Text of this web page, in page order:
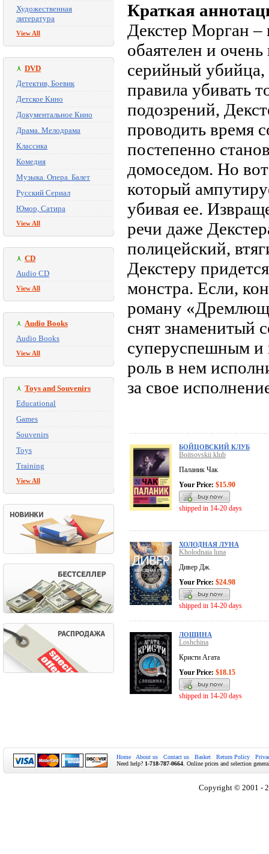
Художественная
литература
View All
DVD
Детектив, Боевик
Детское Кино
Документальное Кино
Драма. Мелодрама
Классика
Комедия
Музыка. Опера. Балет
Русский Сериал
Юмор, Сатира
View All
CD
Audio CD
View All
Audio Books
Audio Books
View All
Toys and Souvenirs
Educational
Games
Souvenirs
Toys
Training
View All
Краткая
Декстер Морган –
обаятелен и
серийный
правила убивать
подозрений,
проводить время
постепенно
домоседом. Но
который
убивая ее.
речи даже
полицейский,
Декстеру
монстра. Если,
роману
снят знаменитый
суперуспешным и
роль в нем
за свое
БОЙЦОВСКИЙ КЛУБ
Boitsovskii klub
Паланик Чак
Your Price: $15.90
shipped in 14-20 days
ХОЛОДНАЯ ЛУНА
Kholodnaia luna
Дивер Дж.
Your Price: $24.98
shipped in 14-20 days
ЛОЩИНА
Loshchina
Кристи Агата
Your Price: $18.15
shipped in 14-20 days
Home About us Contact us Basket Return Policy
Need help? 1-718-787-0664 . Online prices and selection
Copyright © 2001 -